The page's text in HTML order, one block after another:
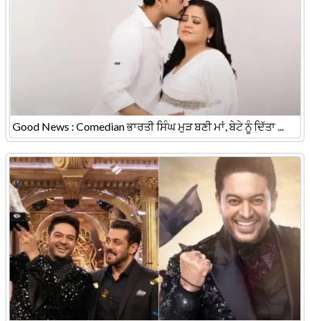
Good News : Comedian ਭਾਰਤੀ ਸਿੰਘ ਮੁੜ ਬਣੀ ਮਾਂ, ਬੇਟੇ ਨੂੰ ਦਿੱਤਾ ...